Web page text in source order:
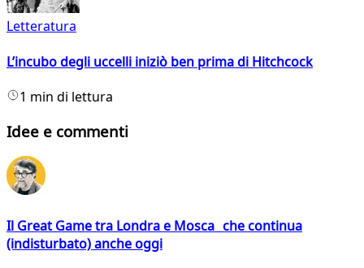
Letteratura
L’incubo degli uccelli iniziò ben prima di Hitchcock
1 min di lettura
Idee e commenti
Il Great Game tra Londra e Mosca che continua
(indisturbato) anche oggi